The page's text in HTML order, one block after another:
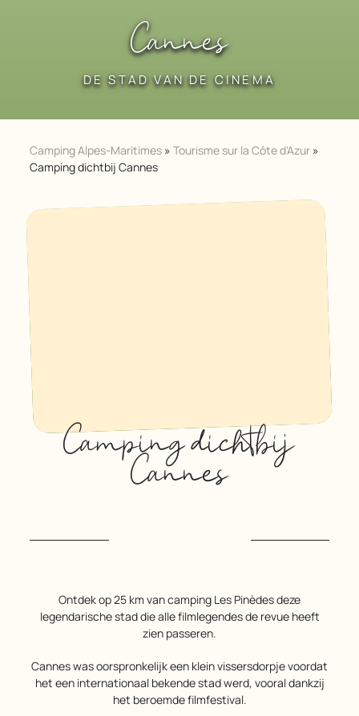
Cannes
DE STAD VAN DE CINEMA
Camping Alpes-Maritimes »Tourisme sur la Côte d'Azur »
Camping dichtbij Cannes
Camping dichtbij
Cannes
Ontdek op 25 km van camping Les Pinèdes deze
legendarische stad die alle filmlegendes de revue heeft
zien passeren.
Cannes was oorspronkelijk een klein vissersdorpje voordat
het een internationaal bekende stad werd, vooral dankzij
het beroemde filmfestival.